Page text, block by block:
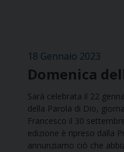
18 Gennaio 2023
Domenica
Sarà celebrata il 22
della Parola di Dio,
Francesco il 30
edizione è ripreso dalla
annunziamo ciò che